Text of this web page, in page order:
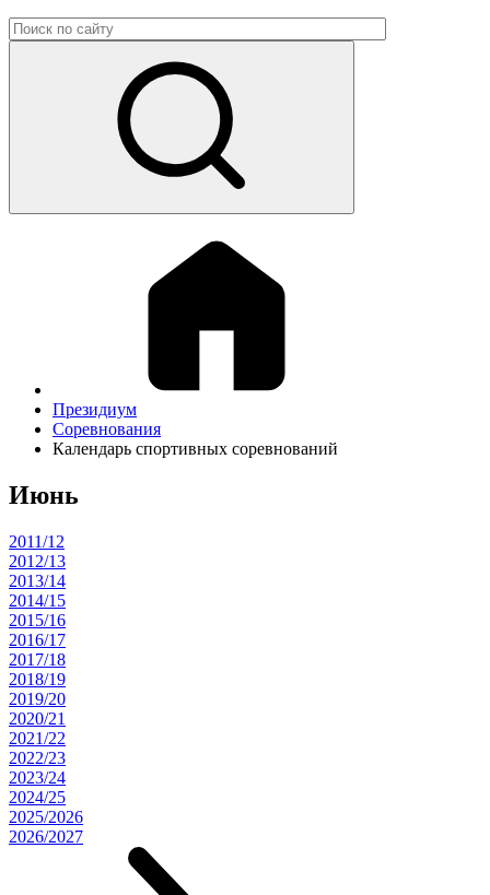
Президиум
Соревнования
Календарь спортивных соревнований
Июнь
2011/12
2012/13
2013/14
2014/15
2015/16
2016/17
2017/18
2018/19
2019/20
2020/21
2021/22
2022/23
2023/24
2024/25
2025/2026
2026/2027